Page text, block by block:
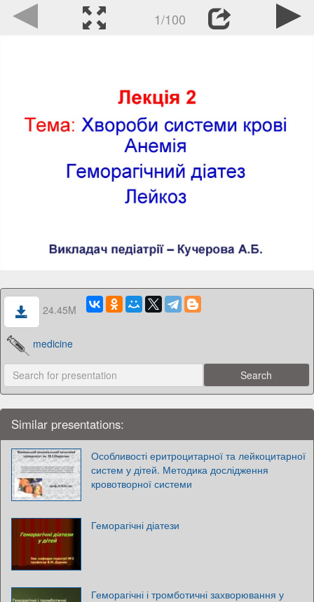
1/100
24.45M
medicine
Similar presentations:
Особливості еритроцитарної та лейкоцитарної
систем у дітей. Методика дослідження
кровотворної системи
Геморагічні діатези
Геморагічні і тромботичні захворювання у